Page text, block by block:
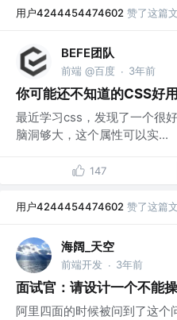
用户4244454474602 赞了这篇
BEFE团队
前端 @百度 · 3年前
你可能还不知道的CSS好
最近学习css，发现了一个很
脑洞够大，这个属性可以实...
147
用户4244454474602 赞了这篇
海阔_天空
前端开发 · 3年前
面试官：请设计一个不能
阿里四面的时候被问到了这个